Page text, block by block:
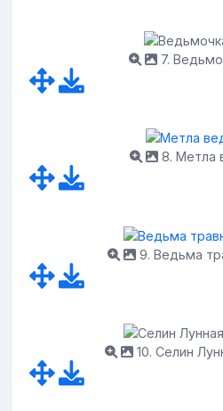
7.
8. Метла
9. Ведьма
10. Селин